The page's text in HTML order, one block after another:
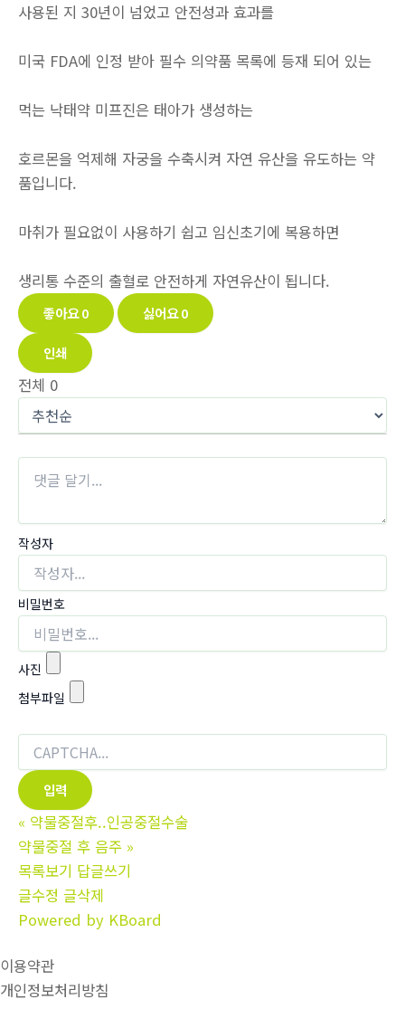
사용된 지 30년이 넘었고 안전성과 효과를
미국 FDA에 인정 받아 필수 의약품 목록에 등재 되어 있는
먹는 낙태약 미프진은 태아가 생성하는
호르몬을 억제해 자궁을 수축시켜 자연 유산을 유도하는 약
품입니다.
마취가 필요없이 사용하기 쉽고 임신초기에 복용하면
생리통 수준의 출혈로 안전하게 자연유산이 됩니다.
좋아요0 싫어요0
인쇄
전체 0
작성자
비밀번호
사진
첨부파일
« 약물중절후..인공중절수술
약물중절 후 음주 »
목록보기 답글쓰기
글수정 글삭제
Powered by KBoard
이용약관
개인정보처리방침